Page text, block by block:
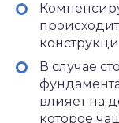
В случае
влияет на
которое